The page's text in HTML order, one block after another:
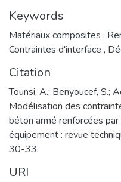
Keywords
Matériaux composites ,
Contraintes d'interface ,
Citation
Tounsi, A.; Benyoucef, S.;
Modélisation des
béton armé renforcées
équipement : revue
30-33.
URI